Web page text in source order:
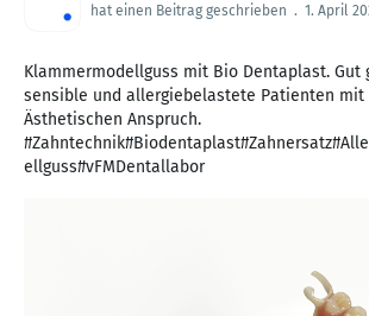
hat einen Beitrag geschrieben . 1. April
Klammermodellguss mit Bio Dentaplast. Gut
sensible und allergiebelastete Patienten mit
Ästhetischen Anspruch.
ellguss#vFMDentallabor